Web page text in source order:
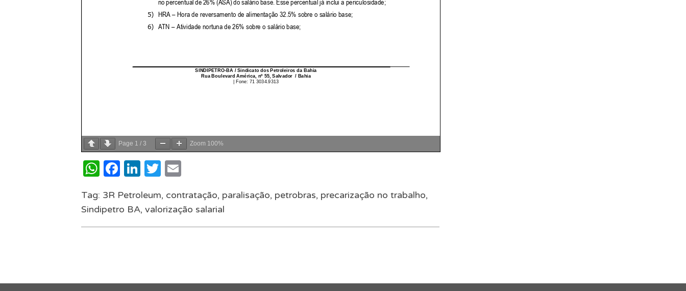
Page 1 / 3 Zoom 100%
WhatsApp
Facebook
LinkedIn
Twitter
Email
Tag: 3R Petroleum, contratação, paralisação, petrobras, precarização no trabalho,
Sindipetro BA, valorização salarial